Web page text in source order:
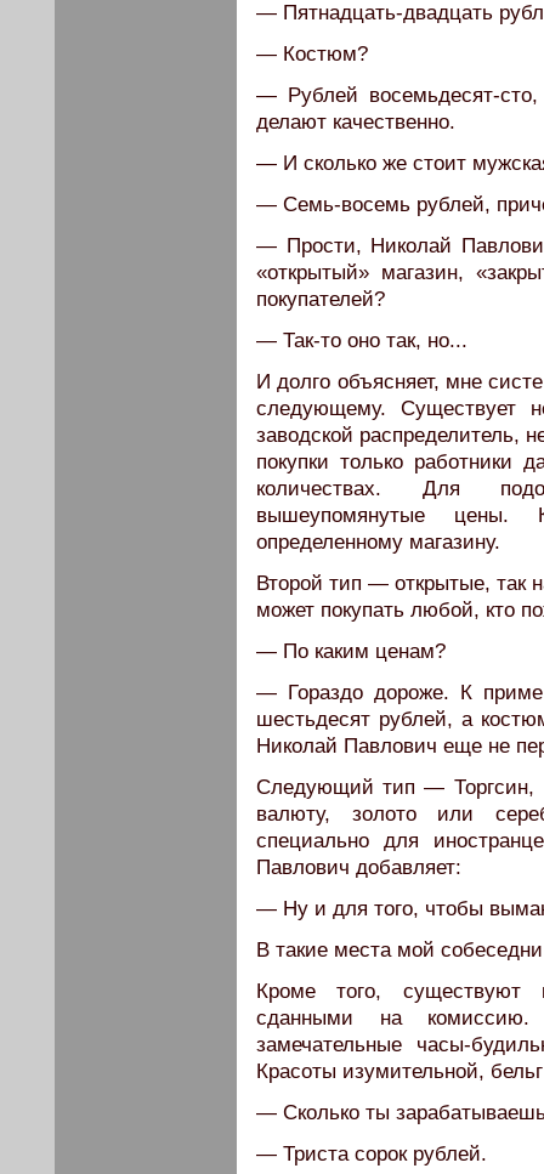
— Пятнадцать-двадцать
— Костюм?
— Рублей восемьдесят-
делают качественно.
— И сколько же стоит
— Семь-восемь рублей,
— Прости, Николай
«открытый» магазин,
покупателей?
— Так-то оно так, но...
И долго объясняет, мне
следующему. Существует
заводской распределитель,
покупки только работники
количествах. Для
вышеупомянутые цены.
определенному магазину.
Второй тип — открытые, так
может покупать любой, кто
— По каким ценам?
— Гораздо дороже. К
шестьдесят рублей, а
Николай Павлович еще не
Следующий тип — Торгсин,
валюту, золото или
специально для
Павлович добавляет:
— Ну и для того, чтобы
В такие места мой
Кроме того, существуют
сданными на
замечательные часы-
Красоты изумительной,
— Сколько ты
— Триста сорок рублей.